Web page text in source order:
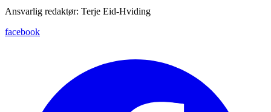
Ansvarlig redaktør: Terje Eid-Hviding
facebook